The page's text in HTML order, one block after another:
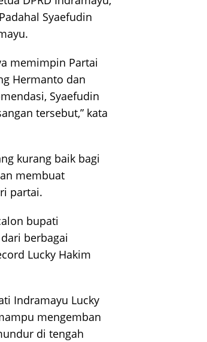
Syaefudin
memimpin Partai
Hermanto dan
Syaefudin
tersebut,” kata
kurang baik bagi
membuat
partai.
bupati
berbagai
Lucky Hakim
Indramayu Lucky
mengemban
di tengah